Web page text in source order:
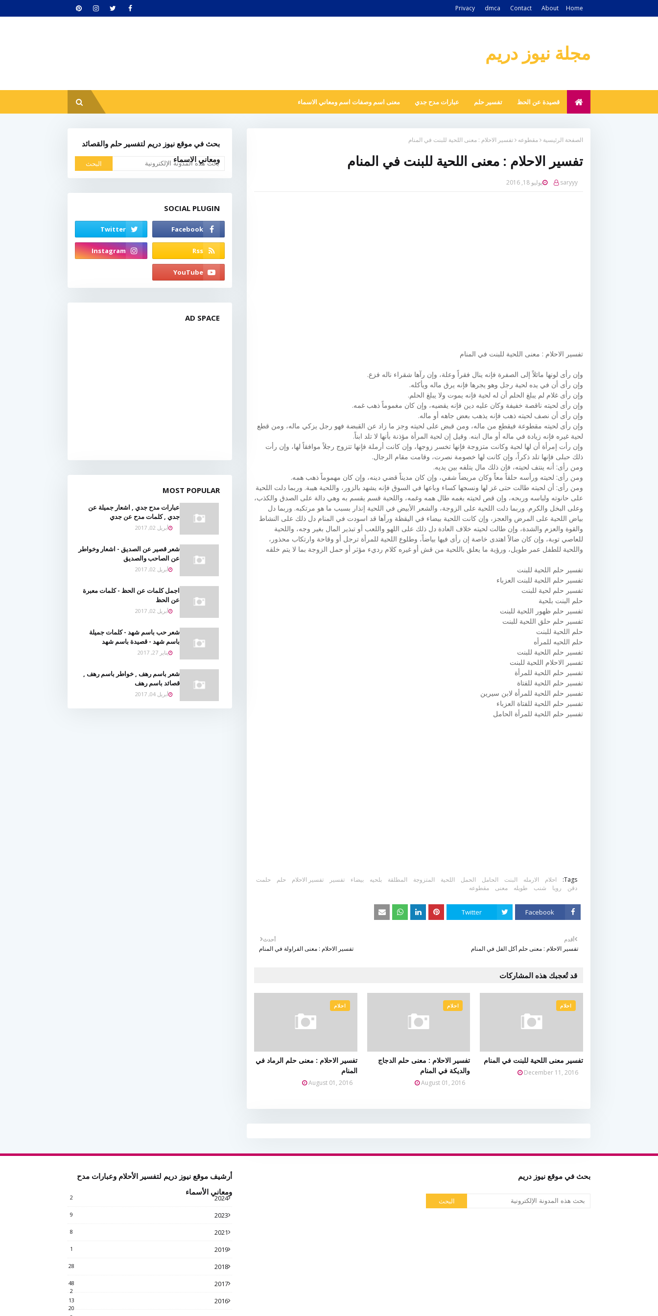
Home
About
Contact
dmca
Privacy
مجلة نيوز دريم
قصيدة عن الحظ تفسير حلم عبارات مدح جدي معنى اسم وصفات اسم ومعاني الاسماء
الصفحة الرئيسية مقطوعه تفسير الاحلام : معنى اللحية للبنت في المنام
تفسير الاحلام : معنى اللحية للبنت في المنام
saryyy يوليو 18, 2016
تفسير الاحلام : معنى اللحية للبنت في المنام
وإن رأى لونها مائلاً إلى الصفرة فإنه ينال فقراً وعلة، وإن رآها شقراء ناله فزع.
وإن رأى أن في يده لحية رجل وهو يجرها فإنه يرق ماله ويأكله.
وإن رأى غلام لم يبلغ الحلم أن له لحية فإنه يموت ولا يبلغ الحلم.
وإن رأى لحيته ناقصة خفيفة وكان عليه دين فإنه يقضيه، وإن كان مغموماً ذهب غمه.
وإن رأى أن نصف لحيته ذهب فإنه يذهب بعض جاهه أو ماله.
وإن رأى لحيته مقطوعة فيقطع من ماله، ومن قبض على لحيته وجز ما زاد عن القبضة فهو رجل يزكي ماله، ومن قطع
لحية غيره فإنه زيادة في ماله أو مال ابنه. وقيل إن لحية المرأة مؤذنة بأنها لا تلد ابناً.
وإن رأت إمرأة أن لها لحية وكانت متزوجة فإنها تخسر زوجها، وإن كانت أرملة فإنها تتزوج رجلاً موافقاً لها، وإن رأت
ذلك حبلى فإنها تلد ذكراً، وإن كانت لها خصومة نصرت، وقامت مقام الرجال.
ومن رأى: أنه ينتف لحيته، فإن ذلك مال يتلفه بين يديه.
ومن رأى: لحيته ورأسه حلقاً معاً وكان مريضاً شفي، وإن كان مديناً قضي دينه، وإن كان مهموماً ذهب همه.
ومن رأى: أن لحيته طالت حتى غز لها ونسجها كساء وباعها في السوق فإنه يشهد بالزور، واللحية هيبة. وربما دلت اللحية
على حانوته ولباسه وربحه، وإن قص لحيته بغمه طال همه وغمه، واللحية قسم يقسم به وهي دالة على الصدق والكذب،
وعلى البخل والكرم. وربما دلت اللحية على الزوجة، والشعر الأبيض في اللحية إنذار بسبب ما هو مرتكبه. وربما دل
بياض اللحية على المرض والعجز، وإن كانت اللحية بيضاء في اليقظة ورآها قد اسودت في المنام دل ذلك على النشاط
والقوة والعزم والشدة، وإن طالت لحيته خلاف العادة دل ذلك على اللهو واللعب أو تبذير المال بغير وجه، واللحية
للعاصي توبة، وإن كان ضالاً اهتدى خاصة إن رأى فيها بياضاً، وطلوع اللحية للمرأة ترجل أو وقاحة وارتكاب محذور،
واللحية للطفل عمر طويل، ورؤية ما يعلق باللحية من قش أو غيره كلام رديء مؤثر أو حمل الزوجة بما لا يتم خلقه
تفسير حلم اللحية للبنت
تفسير حلم اللحية للبنت العزباء
تفسير حلم لحية للبنت
حلم البنت بلحية
تفسير حلم ظهور اللحية للبنت
تفسير حلم حلق اللحية للبنت
حلم اللحية للبنت
حلم اللحيه للمرأه
تفسير حلم اللحية للبنت
تفسير الاحلام اللحية للبنت
تفسير حلم اللحية للمرأة
تفسير حلم اللحية للفتاة
تفسير حلم اللحية للمرأة لابن سيرين
تفسير حلم اللحية للفتاة العزباء
تفسير حلم اللحية للمرأة الحامل
Tags: احلام الارمله البنت الحامل الحمل اللحية المتزوجة المطلقة بلحيه بيضاء تفسير تفسير الاحلام حلم
حلمت
دقن
رويا شنب طويله معنى مقطوعه
Facebook
Twitter
أحدث
تفسير الاحلام : معنى الفراولة في المنام
أقدم
تفسير الاحلام : معنى حلم أكل الفل في المنام
قد تُعجبك هذه المشاركات
احلام
تفسير معنى اللحية للبنت في المنام
December 11, 2016
احلام
تفسير الاحلام : معنى حلم الدجاج
والديكة في المنام
August 01, 2016
احلام
تفسير الاحلام : معنى حلم الرماد في
المنام
August 01, 2016
بحث في موقع نيوز دريم لتفسير حلم والقصائد
ومعاني الاسماء
SOCIAL PLUGIN
AD SPACE
MOST POPULAR
عبارات مدح جدي , اشعار جميلة عن
جدي , كلمات مدح عن جدي
أبريل 02, 2017
شعر قصير عن الصديق - اشعار وخواطر
عن الصاحب والصديق
أبريل 02, 2017
اجمل كلمات عن الحظ - كلمات معبرة
عن الحظ
أبريل 02, 2017
شعر حب باسم شهد - كلمات جميلة
باسم شهد - قصيدة باسم شهد
يناير 27, 2017
شعر باسم رهف , خواطر باسم رهف ,
قصائد باسم رهف
أبريل 04, 2017
بحث في موقع نيوز دريم
أرشيف موقع نيوز دريم لتفسير الأحلام وعبارات مدح
ومعاني الأسماء
2024
2
2023
9
2021
8
2019
1
2018
28
2017
48
2
2016
13
20